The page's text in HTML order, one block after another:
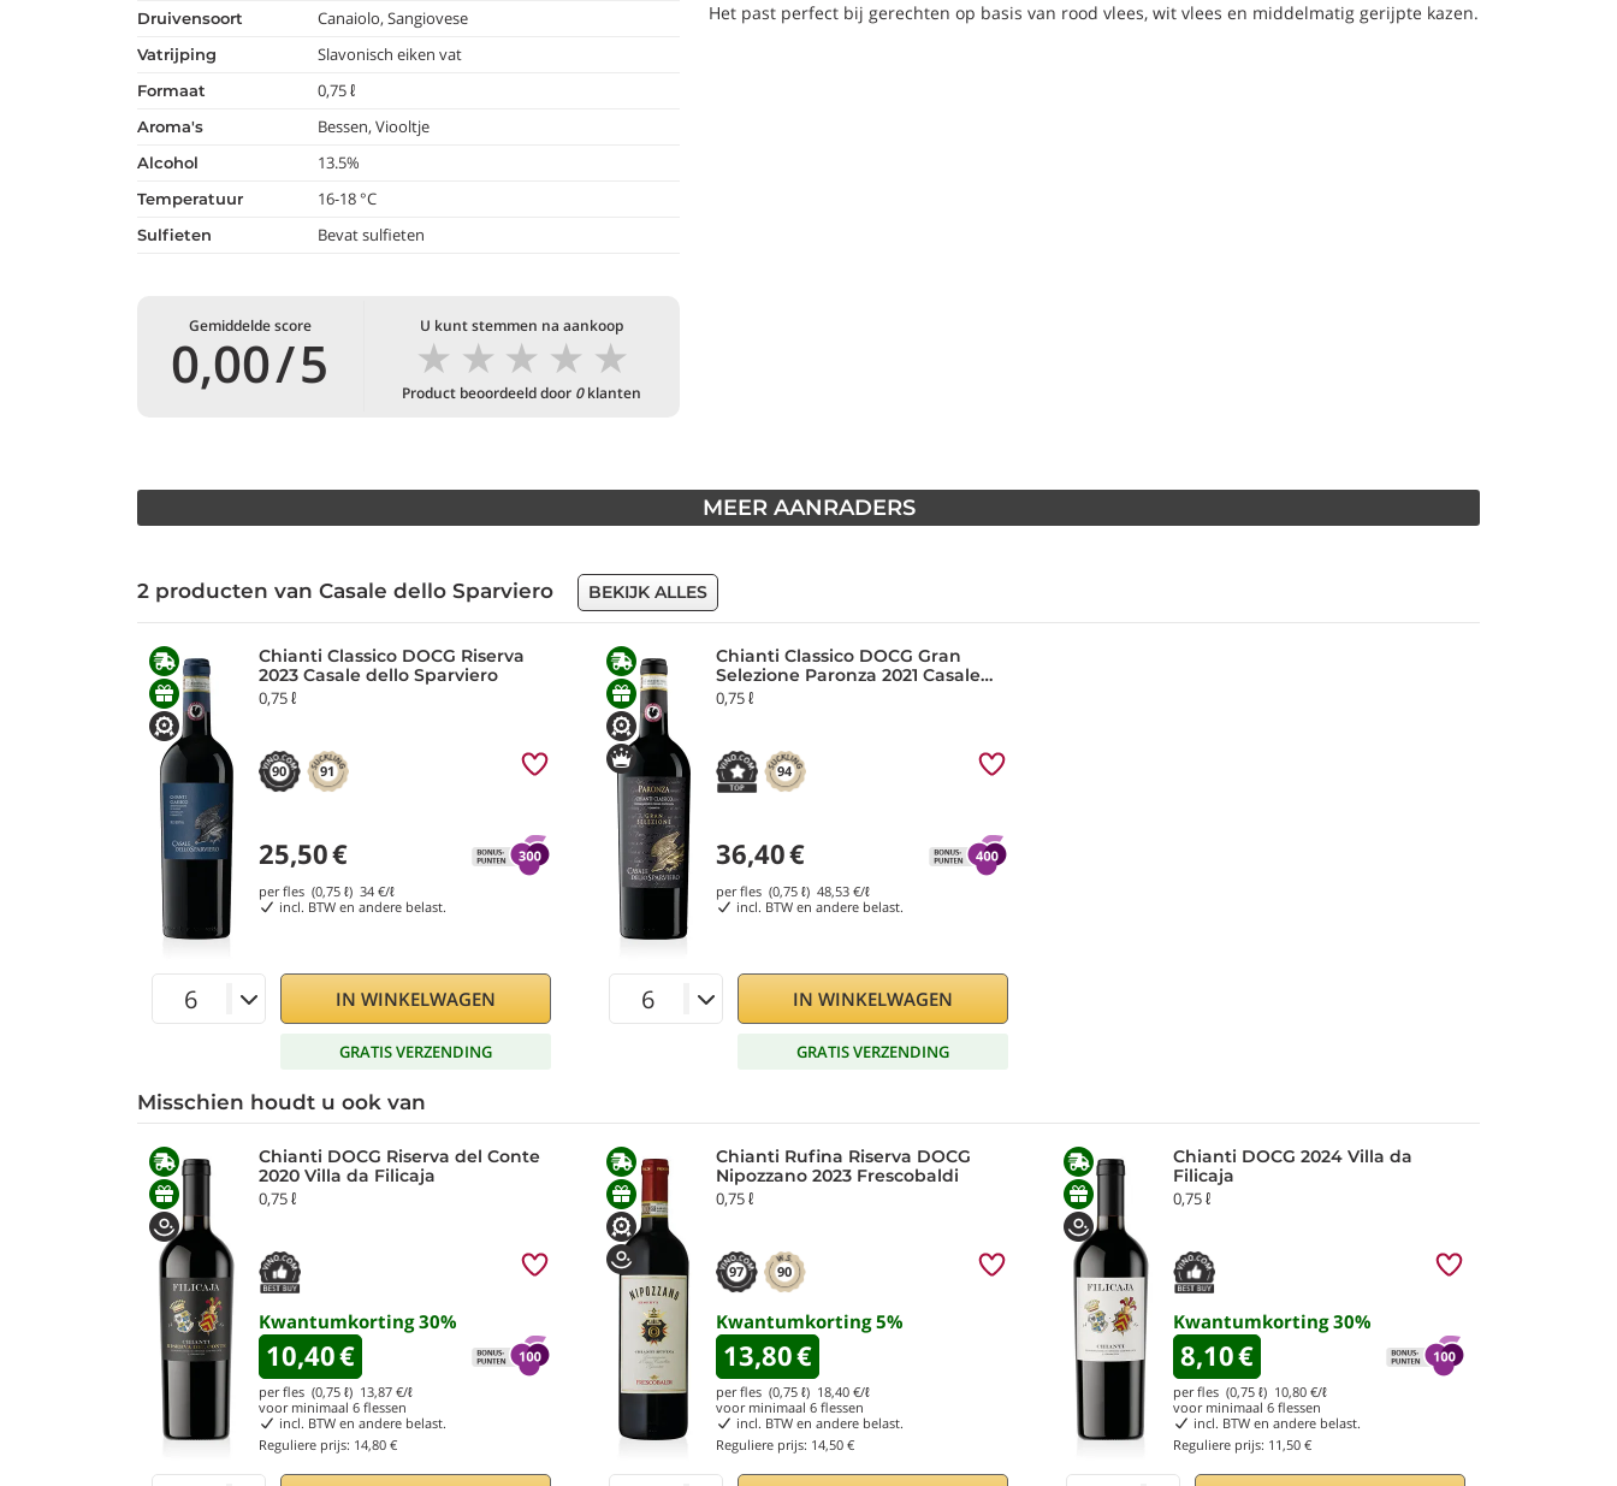
druivensoort Canaiolo, Sangiovese
vatrijping Slavonisch eiken vat
formaat 0,75 ℓ
aroma's Bessen, Viooltje
alcohol 13.5%
temperatuur 16-18 °C
Sulfieten Bevat sulfieten
Gemiddelde score
0,00/5
U kunt stemmen na aankoop
★
★
★
★
★
Product beoordeeld door 0klanten
Het past perfect bij gerechten op basis van rood vlees, wit vlees en middelmatig gerijpte kazen.
MEER AANRADERS
2 producten van Casale dello Sparviero BEKIJK ALLES
Chianti Classico DOCG Riserva
2023 Casale dello Sparviero
0,75 ℓ
90 91
25,50€
per fles (0,75 ℓ) 34 €/ℓ
incl. BTW en andere belast.
IN WINKELWAGEN
GRATIS VERZENDING
Chianti Classico DOCG Gran
Selezione Paronza 2021 Casale
dello Sparviero
0,75 ℓ
94
36,40€
per fles (0,75 ℓ) 48,53 €/ℓ
incl. BTW en andere belast.
IN WINKELWAGEN
GRATIS VERZENDING
Misschien houdt u ook van
Chianti DOCG Riserva del Conte
2020 Villa da Filicaja
0,75 ℓ
Kwantumkorting30%
10,40€
per fles (0,75 ℓ) 13,87 €/ℓ
voor minimaal 6 flessen
incl. BTW en andere belast.
Reguliere prijs: 14,80 €
Chianti Rufina Riserva DOCG
Nipozzano 2023 Frescobaldi
0,75 ℓ
97 90
Kwantumkorting5%
13,80€
per fles (0,75 ℓ) 18,40 €/ℓ
voor minimaal 6 flessen
incl. BTW en andere belast.
Reguliere prijs: 14,50 €
Chianti DOCG 2024 Villa da
Filicaja
0,75 ℓ
Kwantumkorting30%
8,10€
per fles (0,75 ℓ) 10,80 €/ℓ
voor minimaal 6 flessen
incl. BTW en andere belast.
Reguliere prijs: 11,50 €